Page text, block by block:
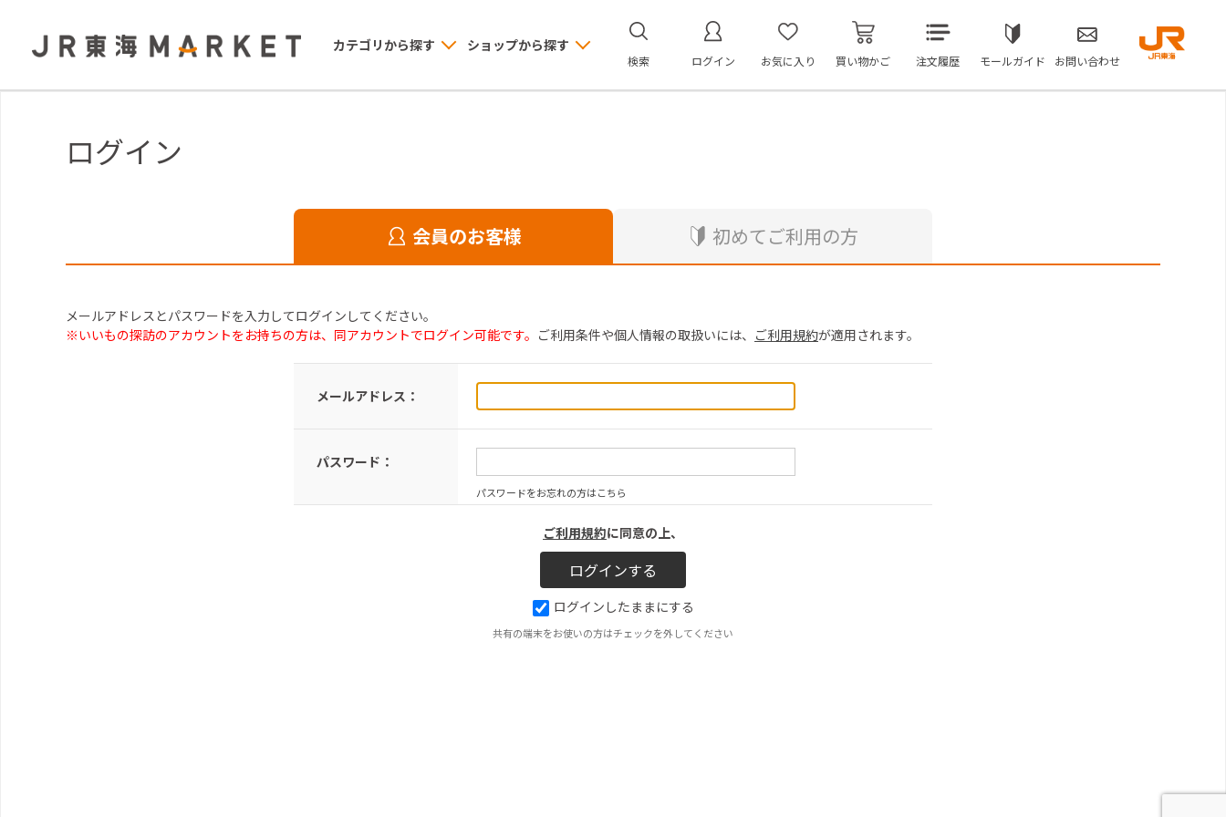
カテゴリから探す ショップから探す
検索 ログイン お気に入り 買い物かご 注文履歴 モールガイド お問い合わせ
ログイン
会員のお客様 初めてご利用の方
メールアドレスとパスワードを入力してログインしてください。
※いいもの探訪のアカウントをお持ちの方は、同アカウントでログイン可能です。 ご利用条件や個人情報の取扱いには、 ご利用規約が適用されます。
メールアドレス：
パスワード：
パスワードをお忘れの方はこちら
ご利用規約に同意の上、
ログインしたままにする
共有の端末をお使いの方はチェックを外してください